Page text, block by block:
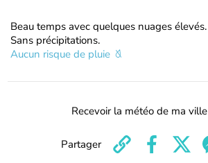
Beau temps avec quelques nuages élevés.
Sans précipitations.
Aucun risque de pluie
Recevoir la météo de ma ville
Partager